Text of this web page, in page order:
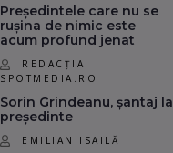
Președintele care nu se
rușina de nimic este
acum profund jenat
REDACȚIA
SPOTMEDIA.RO
Sorin Grindeanu, șantaj la
președinte
EMILIAN ISAILĂ